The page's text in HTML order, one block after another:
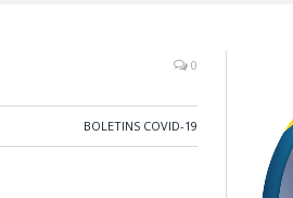
0
BOLETINS COVID-19